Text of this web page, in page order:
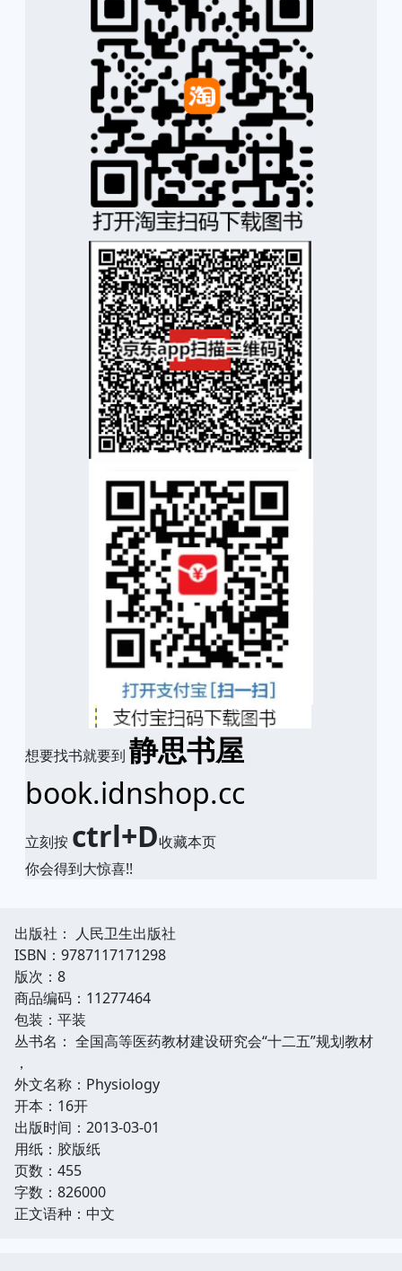
想要找书就要到 静思书屋
book.idnshop.cc
立刻按 ctrl+D收藏本页
你会得到大惊喜!!
出版社： 人民卫生出版社
ISBN：9787117171298
版次：8
商品编码：11277464
包装：平装
丛书名： 全国高等医药教材建设研究会“十二五”规划教材
，
外文名称：Physiology
开本：16开
出版时间：2013-03-01
用纸：胶版纸
页数：455
字数：826000
正文语种：中文